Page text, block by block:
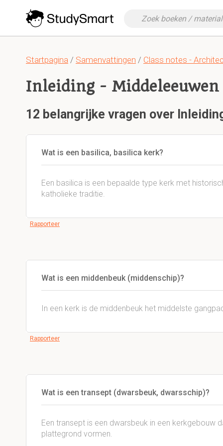
Startpagina / Samenvattingen / Class notes -
Inleiding -
12 belangrijke vragen over
Wat is een basilica, basilica kerk?
Een basilica is een bepaalde type kerk met
katholieke traditie.
Rapporteer
Wat is een middenbeuk (middenschip)?
In een kerk is de middenbeuk het middelste
Rapporteer
Wat is een transept (dwarsbeuk, dwarsschip)?
Een transept is een dwarsbeuk in een kerkgebouw
plattegrond vormen.